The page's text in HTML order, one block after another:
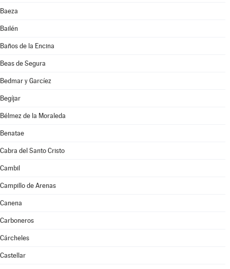
Baeza
Bailén
Baños de la Encina
Beas de Segura
Bedmar y Garcíez
Begíjar
Bélmez de la Moraleda
Benatae
Cabra del Santo Cristo
Cambil
Campillo de Arenas
Canena
Carboneros
Cárcheles
Castellar